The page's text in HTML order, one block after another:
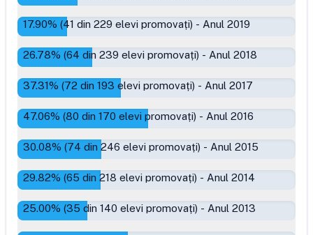
17.90% (41 din 229 elevi promovați) - Anul 2019
26.78% (64 din 239 elevi promovați) - Anul 2018
37.31% (72 din 193 elevi promovați) - Anul 2017
47.06% (80 din 170 elevi promovați) - Anul 2016
30.08% (74 din 246 elevi promovați) - Anul 2015
29.82% (65 din 218 elevi promovați) - Anul 2014
25.00% (35 din 140 elevi promovați) - Anul 2013